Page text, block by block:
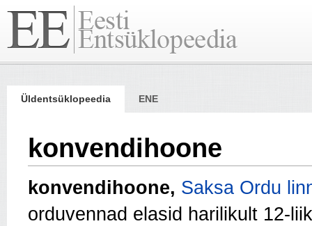
Üldentsüklopeedia ENE
konvendihoone
konvendihoone, Saksa Ordu
orduvennad elasid harilikult 12-